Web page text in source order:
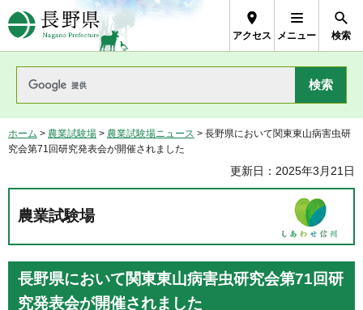
長野県Nagano Prefecture
アクセス メニュー 検索
ホーム > 農業試験場 > 農業試験場ニュース > 長野県において関東東山病害虫研
究会第71回研究発表会が開催されました
更新日：2025年3月21日
農業試験場
長野県において関東東山病害虫研究会第71回研
究発表会が開催されました